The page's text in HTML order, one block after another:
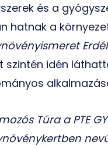
és a
hatnak a
szintén idén
Túra a PTE